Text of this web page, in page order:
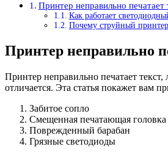
Принтер неправильно печатает
Как работает
Почему струйный
Принтер неправильно
Принтер неправильно печатает
отличается. Эта статья покажет вам
Забитое сопло
Смещенная печатающая головка
Поврежденный барабан
Грязные светодиоды